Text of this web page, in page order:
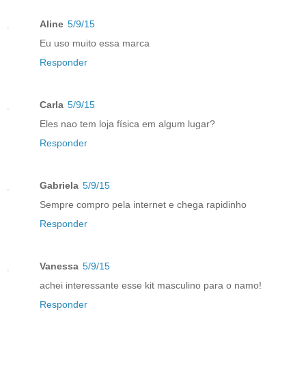
Aline 5/9/15
Eu uso muito essa marca
Responder
Carla 5/9/15
Eles nao tem loja física em algum lugar?
Responder
Gabriela 5/9/15
Sempre compro pela internet e chega rapidinho
Responder
Vanessa 5/9/15
achei interessante esse kit masculino para o namo!
Responder